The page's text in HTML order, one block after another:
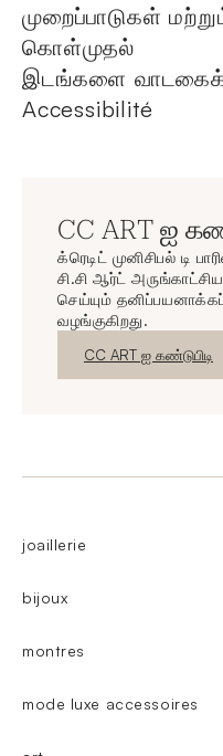
முறைப்பாடுகள்
கொள்முதல்
இடங்களை
Accessibilité
CC ART ஐ
க்ரெடிட் முனிசிபல் டி
சி.சி ஆர்ட்
செய்யும்
வழங்குகிறது.
புதிய சாளரம்
CC ART ஐ கண்டுபிடி
joaillerie
bijoux
montres
mode luxe accessoires